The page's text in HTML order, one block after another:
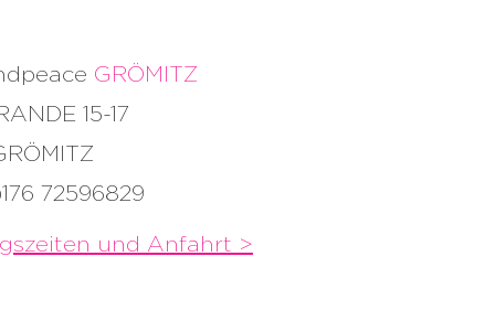
GRÖMITZ
15-17
72596829
und Anfahrt >